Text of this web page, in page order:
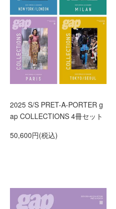
2025 S/S PRET-A-PORTER g
ap COLLECTIONS 4冊セット
50,600円(税込)